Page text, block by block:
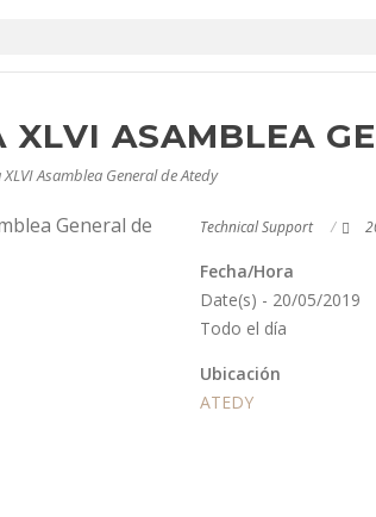
XLVI ASAMBLEA
XLVI Asamblea General de Atedy
Technical Support
Fecha/Hora
Date(s) - 20/05/2019
Todo el día
Ubicación
ATEDY